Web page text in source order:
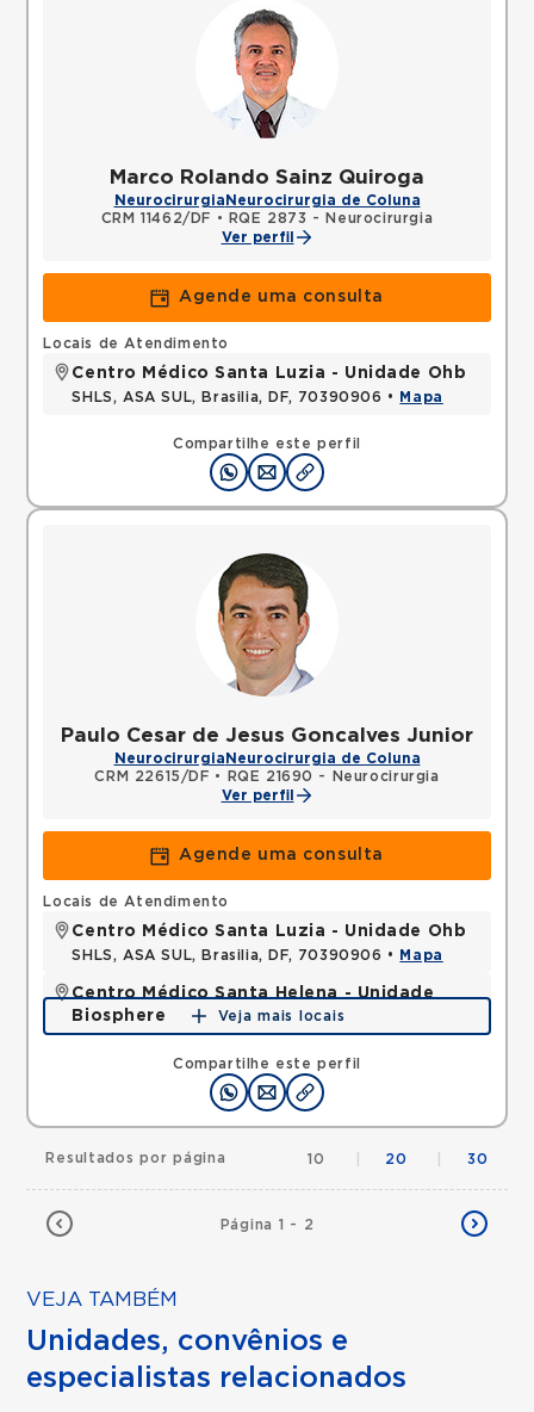
Marco Rolando Sainz Quiroga
Neurocirurgia Neurocirurgia de Coluna
CRM 11462/DF •
RQE 2873 - Neurocirurgia
Ver perfil
Agende uma consulta
Compartilhe este perfil
Locais de Atendimento
Centro Médico Santa Luzia - Unidade Ohb
SHLS, ASA SUL, Brasilia, DF, 70390906 • Mapa
Paulo Cesar de Jesus Goncalves Junior
Neurocirurgia Neurocirurgia de Coluna
CRM 22615/DF •
RQE 21690 - Neurocirurgia
Ver perfil
Agende uma consulta
Compartilhe este perfil
Locais de Atendimento
Centro Médico Santa Luzia - Unidade Ohb
SHLS, ASA SUL, Brasilia, DF, 70390906 • Mapa
Centro Médico Santa Helena - Unidade
Biosphere
SHLN, ASA NORTE, Brasilia, DF, 70770560 •Mapa
Veja mais locais
Página 1 - 2
Resultados por página 10 20 30
VEJA TAMBÉM
Unidades, convênios e
especialistas relacionados